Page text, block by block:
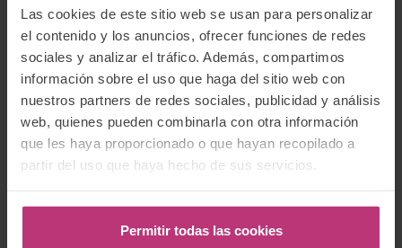
Las cookies de este sitio web se usan para personalizar
el contenido y los anuncios, ofrecer funciones de redes
sociales y analizar el tráfico. Además, compartimos
información sobre el uso que haga del sitio web con
nuestros partners de redes sociales, publicidad y análisis
web, quienes pueden combinarla con otra información
que les haya proporcionado o que hayan recopilado a
partir del uso que haya hecho de sus servicios.
Permitir todas las cookies
Buscar
Newsletter
Suscríbete a nuestro boletín para recibir las